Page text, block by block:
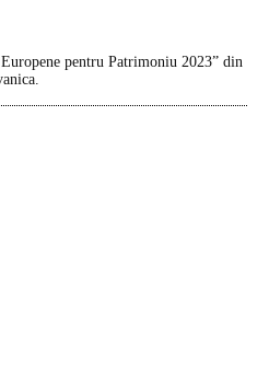
pentru Patrimoniu 2023” din